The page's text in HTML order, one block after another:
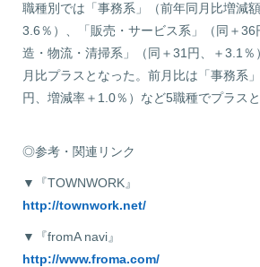
職種別では「事務系」（前年同月比増減
3.6％）、「販売・サービス系」（同＋36
造・物流・清掃系」（同＋31円、＋3.1％
月比プラスとなった。前月比は「事務系
円、増減率＋1.0％）など5職種でプラスと
◎参考・関連リンク
▼『TOWNWORK』
http://townwork.net/
▼『fromA navi』
http://www.froma.com/